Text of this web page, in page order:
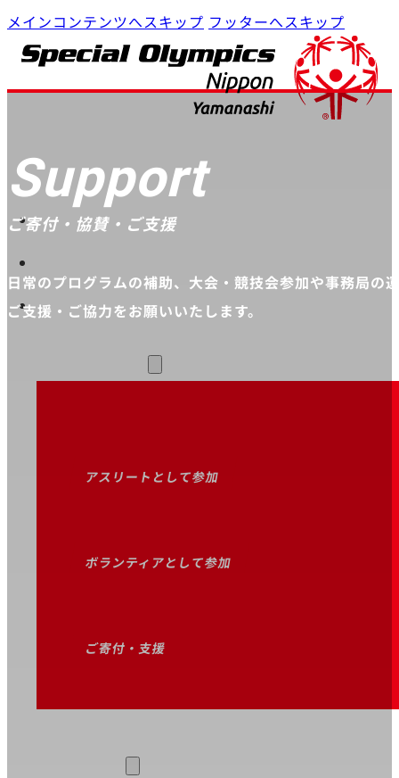
メインコンテンツへスキップ フッターへスキップ
Home
SON・山梨について
参加・支援
アスリートとして参加
ボランティアとして参加
ご寄付・支援
お知らせ
Support
ご寄付・協賛・ご支援
日常のプログラムの補助、大会・競技会参加や事務局の
ご支援・ご協力をお願いいたします。